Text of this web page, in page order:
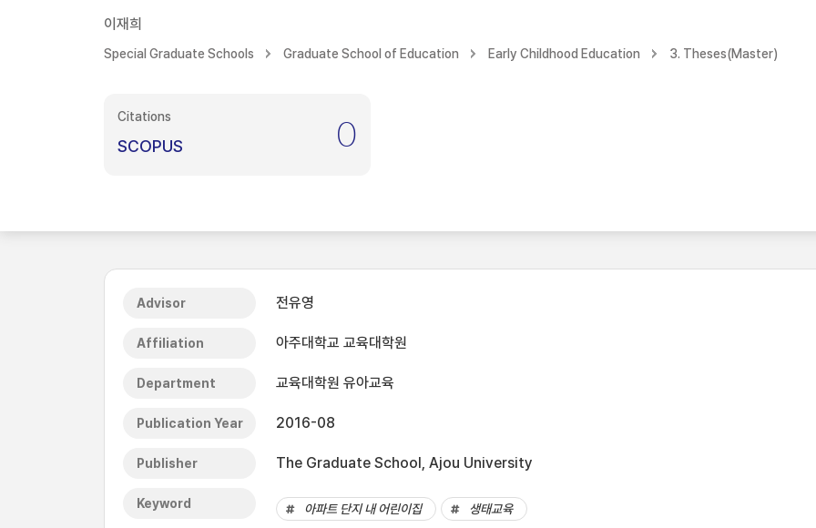
이재희
Special Graduate Schools Graduate School of Education Early Childhood Education 3. Theses(Master)
Citations
SCOPUS 0
Advisor 전유영
Affiliation 아주대학교 교육대학원
Department 교육대학원 유아교육
Publication Year 2016-08
Publisher The Graduate School, Ajou University
Keyword 아파트 단지 내 어린이집 생태교육